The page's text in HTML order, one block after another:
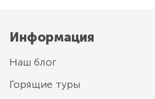
Информация
Наш блог
Горящие туры